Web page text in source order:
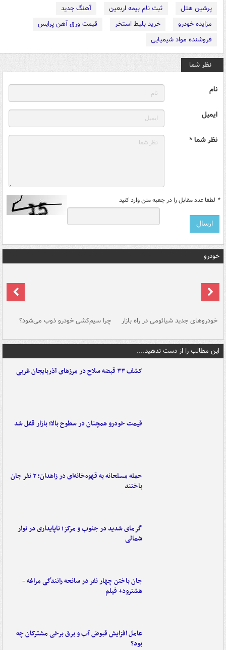
پرشین هتل
ثبت نام بیمه اربعین
آهنگ جدید
مزایده خودرو
خرید بلیط استخر
قیمت ورق آهن پرایس
فروشنده مواد شیمیایی
نظر شما
نام
ایمیل
نظر شما *
* لطفا عدد مقابل را در جعبه متن وارد کنید
خودرو
خودروهای جدید شیائومی در راه بازار چرا سیم‌کشی خودرو ذوب می‌شود؟
این مطالب را از دست ندهید....
کشف ۳۳ قبضه سلاح در مرزهای آذربایجان غربی
قیمت خودرو همچنان در سطوح بالا؛ بازار قفل شد
حمله مسلحانه به قهوه‌خانه‌ای در زاهدان؛ ۲ نفر جان
باختند
گرمای شدید در جنوب و مرکز؛ ناپایداری در نوار
شمالی
جان باختن چهار نفر در سانحه رانندگی مراغه -
هشترود+ فیلم
عامل افزایش قبوض آب و برق برخی مشترکان چه
بود؟